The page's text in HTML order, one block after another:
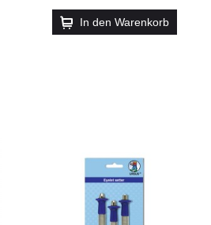
In den Warenkorb